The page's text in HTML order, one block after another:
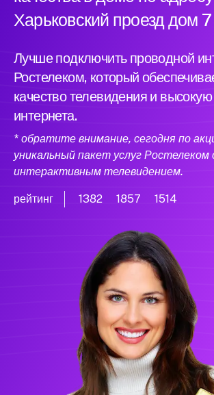
Харьковский проезд дом
Лучше подключить проводной
Ростелеком, который
качество телевидения и высокую
интернета.
* обратите внимание, сегодня по
уникальный пакет услуг Ростелеком
интерактивным телевидением.
рейтинг 1382 1857 1514